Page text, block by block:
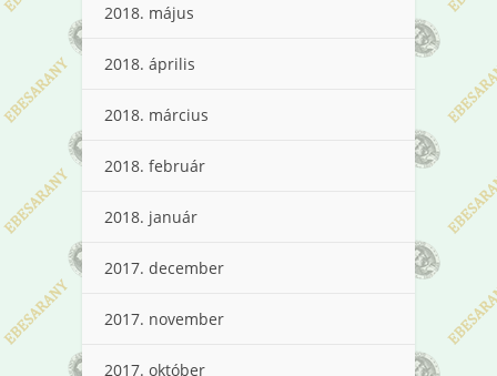
2018. május
2018. április
2018. március
2018. február
2018. január
2017. december
2017. november
2017. október